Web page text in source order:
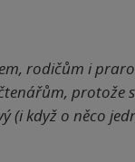
rodičům i
protože
(i když o něco